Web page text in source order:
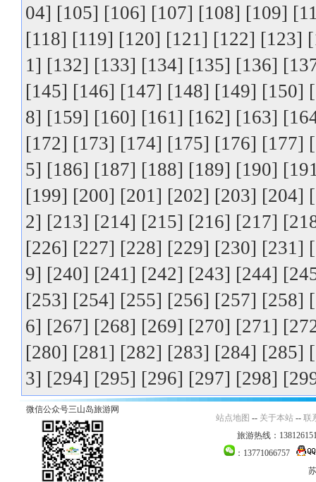
04] [105] [106] [107] [108] [109]
[118] [119] [120] [121] [122] [123]
1] [132] [133] [134] [135] [136]
[145] [146] [147] [148] [149] [150]
8] [159] [160] [161] [162] [163]
[172] [173] [174] [175] [176] [177]
5] [186] [187] [188] [189] [190]
[199] [200] [201] [202] [203] [204]
2] [213] [214] [215] [216] [217]
[226] [227] [228] [229] [230] [231]
9] [240] [241] [242] [243] [244]
[253] [254] [255] [256] [257] [258]
6] [267] [268] [269] [270] [271]
[280] [281] [282] [283] [284] [285]
3] [294] [295] [296] [297] [298]
微信公众号三山岛旅游网
站点地图 -- 关于本站 -- 联
旅游热线：
：13771066757